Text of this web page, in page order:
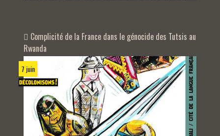
Complicité de la France dans le génocide des Tutsis au
Rwanda
7 juin